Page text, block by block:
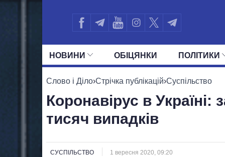
НОВИНИ ОБIЦЯНКИ ПОЛIТИКИ
УСІ ПОЛІТИКИ ПРЕЗИДЕНТ І ОФІС
Слово і Діло›Стрічка публікацій›Суспільство
Коронавірус в
тисяч випадків
СУСПІЛЬСТВО 1 вересня 2020, 09:20